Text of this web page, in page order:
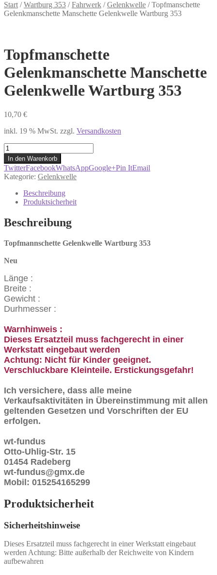
Start /Wartburg 353 /Fahrwerk /Gelenkwelle /Topfmanschette
Gelenkmanschette Manschette Gelenkwelle Wartburg 353
Topfmanschette
Gelenkmanschette Manschette
Gelenkwelle Wartburg 353
10,70 €
inkl. 19 % MwSt. zzgl. Versandkosten
Topfmanschette
Gelenkmanschette
Manschette
Gelenkwelle
Wartburg
Menge
In den Warenkorb
TwitterFacebookWhatsAppGoogle+Pin ItEmail
Kategorie: Gelenkwelle
Beschreibung
Produktsicherheit
Beschreibung
Topfmannschette Gelenkwelle Wartburg 353
Neu
Länge :
Breite :
Gewicht :
Durhmesser :
Warnhinweis :
Dieses Ersatzteil muss fachgerecht in einer
Werkstatt eingebaut werden
Achtung: Nicht für Kinder geeignet.
Verschluckbare Kleinteile. Erstickungsgefahr!
Ich versichere, dass alle meine
Verkaufsaktivitäten in Übereinstimmung mit allen
geltenden Gesetzen und Vorschriften der EU
erfolgen.
wt-fundus
Otto-Uhlig-Str. 15
01454 Radeberg
wt-fundus@gmx.de
Mobil: 015254165299
Produktsicherheit
Sicherheitshinweise
Dieses Ersatzteil muss fachgerecht in einer Werkstatt eingebaut
werden Achtung: Bitte außerhalb der Reichweite von Kindern
aufbewahren